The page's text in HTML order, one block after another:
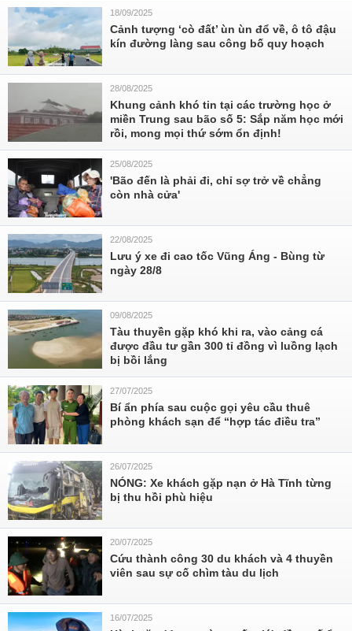
18/09/2025
Cảnh tượng ‘cò đất’ ùn ùn đổ về, ô tô đậu
kín đường làng sau công bố quy hoạch
28/08/2025
Khung cảnh khó tin tại các trường học ở
miền Trung sau bão số 5: Sắp năm học mới
rồi, mong mọi thứ sớm ổn định!
25/08/2025
'Bão đến là phải đi, chỉ sợ trở về chẳng
còn nhà cửa'
22/08/2025
Lưu ý xe đi cao tốc Vũng Áng - Bùng từ
ngày 28/8
09/08/2025
Tàu thuyền gặp khó khi ra, vào cảng cá
được đầu tư gần 300 tỉ đồng vì luồng lạch
bị bồi lắng
27/07/2025
Bí ẩn phía sau cuộc gọi yêu cầu thuê
phòng khách sạn để “hợp tác điều tra”
26/07/2025
NÓNG: Xe khách gặp nạn ở Hà Tĩnh từng
bị thu hồi phù hiệu
20/07/2025
Cứu thành công 30 du khách và 4 thuyền
viên sau sự cố chìm tàu du lịch
16/07/2025